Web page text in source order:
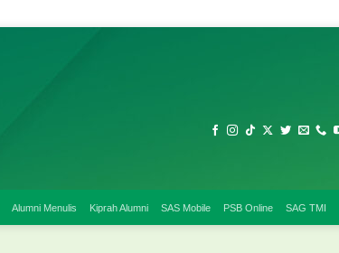
Alumni Menulis Kiprah Alumni SAS Mobile PSB Online SAG TMI